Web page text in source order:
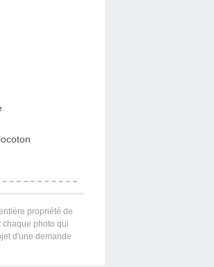
propriété de
chaque photo qui
d'une demande